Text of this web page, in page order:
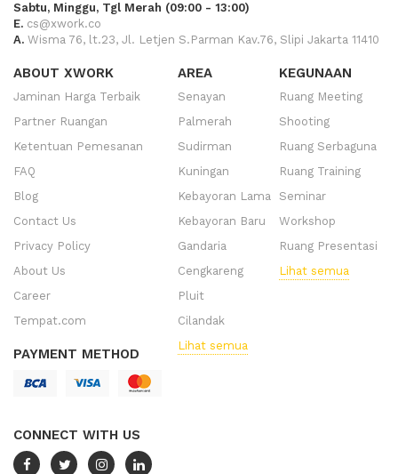
Sabtu, Minggu, Tgl Merah (09:00 - 13:00)
E. cs@xwork.co
A. Wisma 76, lt.23, Jl. Letjen S.Parman Kav.76, Slipi Jakarta 11410
ABOUT XWORK
Jaminan Harga Terbaik
Partner Ruangan
Ketentuan Pemesanan
FAQ
Blog
Contact Us
Privacy Policy
About Us
Career
Tempat.com
PAYMENT METHOD
CONNECT WITH US
AREA
Senayan
Palmerah
Sudirman
Kuningan
Kebayoran Lama
Kebayoran Baru
Gandaria
Cengkareng
Pluit
Cilandak
Lihat semua
KEGUNAAN
Ruang Meeting
Shooting
Ruang Serbaguna
Ruang Training
Seminar
Workshop
Ruang Presentasi
Lihat semua